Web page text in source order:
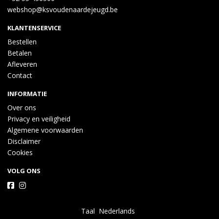
webshop@ksvoudenaardejeugd.be
KLANTENSERVICE
Bestellen
Betalen
Afleveren
Contact
INFORMATIE
Over ons
Privacy en veiligheid
Algemene voorwaarden
Disclaimer
Cookies
VOLG ONS
Taal